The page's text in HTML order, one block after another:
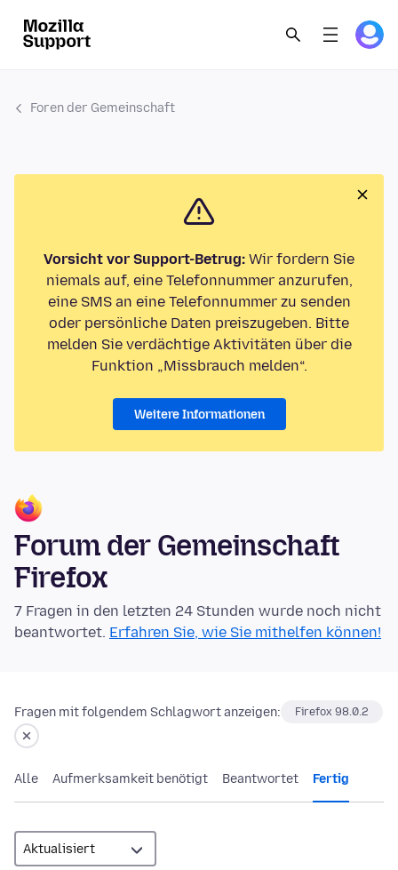
Foren der Gemeinschaft
Vorsicht vor Support-Betrug: Wir fordern Sie
niemals auf, eine Telefonnummer anzurufen,
eine SMS an eine Telefonnummer zu senden
oder persönliche Daten preiszugeben. Bitte
melden Sie verdächtige Aktivitäten über die
Funktion „Missbrauch melden“.
Weitere Informationen
Forum der Gemeinschaft
Firefox
7 Fragen in den letzten 24 Stunden wurde noch nicht
beantwortet. Erfahren Sie, wie Sie mithelfen können!
Fragen mit folgendem Schlagwort anzeigen: Firefox 98.0.2
Alle Aufmerksamkeit benötigt Beantwortet Fertig